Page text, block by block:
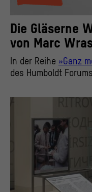
Die Gläserne
von Marc
In der Reihe »Ganz
des Humboldt